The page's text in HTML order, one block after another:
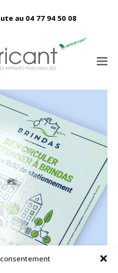
au 04 77 94 50 08